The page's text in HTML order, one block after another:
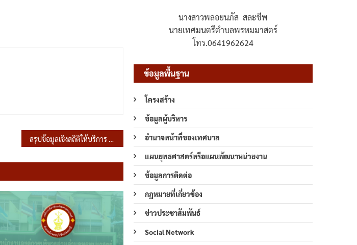
สรุปข้อมูลเชิงสถิติให้บริการ ประจำปีงบประมาณ 2567 ประจำเดือน มกราคม 2567
นางสาวพลอยนภัส สละชีพ
นายเทศมนตรีตำบลพรหมมาสตร์
โทร.0641962624
ข้อมูลพื้นฐาน
โครงสร้าง
ข้อมูลผู้บริหาร
อำนาจหน้าที่ของเทศบาล
แผนยุทธศาสตร์หรือแผนพัฒนาหน่วยงาน
ข้อมูลการติดต่อ
กฎหมายที่เกี่ยวข้อง
ข่าวประชาสัมพันธ์
Social Network